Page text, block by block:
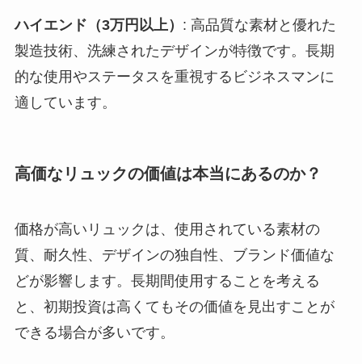
ハイエンド（3万円以上） : 高品質な素材と優れた
製造技術、洗練されたデザインが特徴です。長期
的な使用やステータスを重視するビジネスマンに
適しています。
高価なリュックの価値は本当にあるのか？
価格が高いリュックは、使用されている素材の
質、耐久性、デザインの独自性、ブランド価値な
どが影響します。長期間使用することを考える
と、初期投資は高くてもその価値を見出すことが
できる場合が多いです。